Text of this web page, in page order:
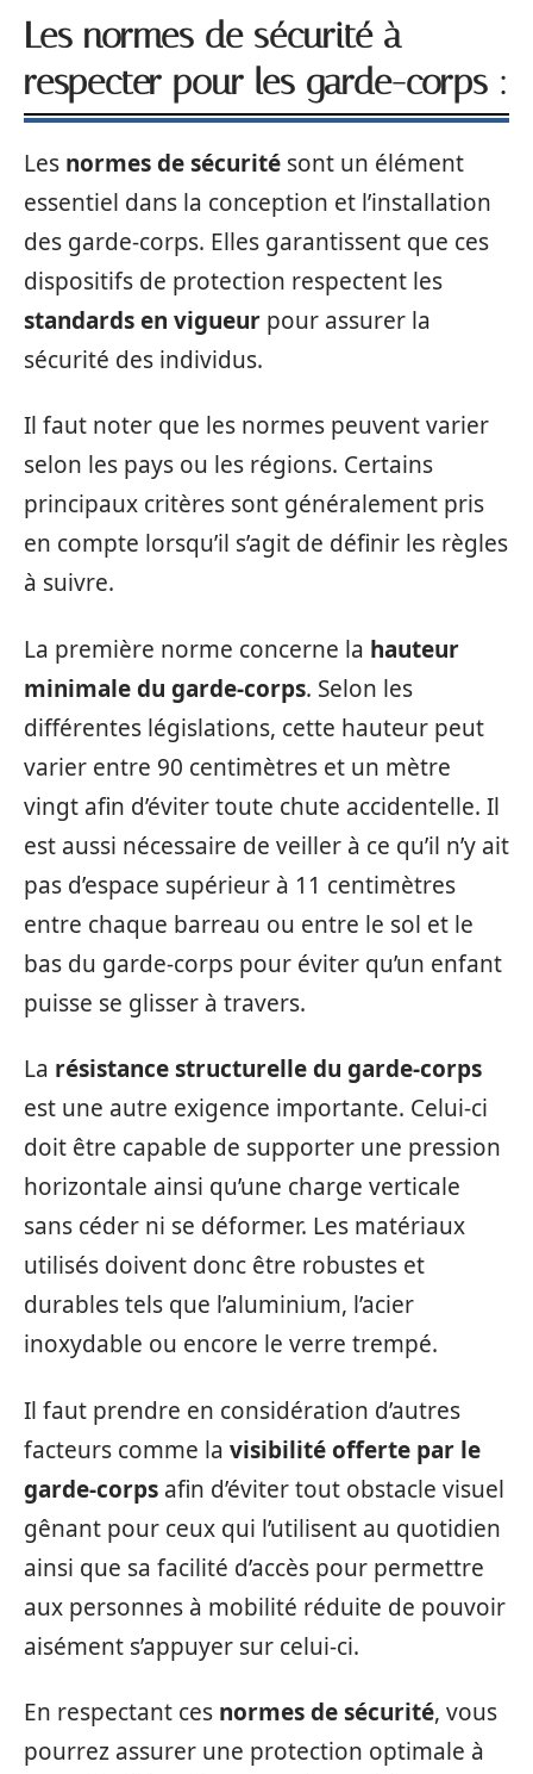
Les normes de sécurité à
respecter pour les garde-corps :
Les normes de sécurité sont un élément
essentiel dans la conception et l’installation
des garde-corps. Elles garantissent que ces
dispositifs de protection respectent les
standards en vigueur pour assurer la
sécurité des individus.
Il faut noter que les normes peuvent varier
selon les pays ou les régions. Certains
principaux critères sont généralement pris
en compte lorsqu’il s’agit de définir les règles
à suivre.
La première norme concerne la hauteur
minimale du garde-corps. Selon les
différentes législations, cette hauteur peut
varier entre 90 centimètres et un mètre
vingt afin d’éviter toute chute accidentelle. Il
est aussi nécessaire de veiller à ce qu’il n’y ait
pas d’espace supérieur à 11 centimètres
entre chaque barreau ou entre le sol et le
bas du garde-corps pour éviter qu’un enfant
puisse se glisser à travers.
La résistance structurelle du garde-corps
est une autre exigence importante. Celui-ci
doit être capable de supporter une pression
horizontale ainsi qu’une charge verticale
sans céder ni se déformer. Les matériaux
utilisés doivent donc être robustes et
durables tels que l’aluminium, l’acier
inoxydable ou encore le verre trempé.
Il faut prendre en considération d’autres
facteurs comme la visibilité offerte par le
garde-corps afin d’éviter tout obstacle visuel
gênant pour ceux qui l’utilisent au quotidien
ainsi que sa facilité d’accès pour permettre
aux personnes à mobilité réduite de pouvoir
aisément s’appuyer sur celui-ci.
En respectant ces normes de sécurité, vous
pourrez assurer une protection optimale à